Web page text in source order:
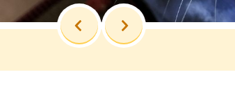
前へ 次へ